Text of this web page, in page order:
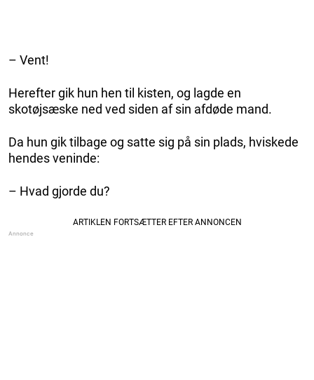
– Vent!
Herefter gik hun hen til kisten, og lagde en
skotøjsæske ned ved siden af sin afdøde mand.
Da hun gik tilbage og satte sig på sin plads, hviskede
hendes veninde:
– Hvad gjorde du?